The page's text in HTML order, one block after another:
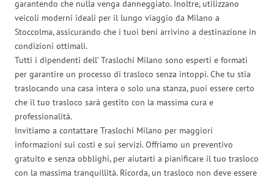
garantendo che nulla venga danneggiato. Inoltre, utilizzano
veicoli moderni ideali per il lungo viaggio da Milano a
Stoccolma, assicurando che i tuoi beni arrivino a destinazione in
condizioni ottimali.
Tutti i dipendenti dell’ Traslochi Milano sono esperti e formati
per garantire un processo di trasloco senza intoppi. Che tu stia
traslocando una casa intera o solo una stanza, puoi essere certo
che il tuo trasloco sarà gestito con la massima cura e
professionalità.
Invitiamo a contattare Traslochi Milano per maggiori
informazioni sui costi e sui servizi. Offriamo un preventivo
gratuito e senza obblighi, per aiutarti a pianificare il tuo trasloco
con la massima tranquillità. Ricorda, un trasloco non deve essere